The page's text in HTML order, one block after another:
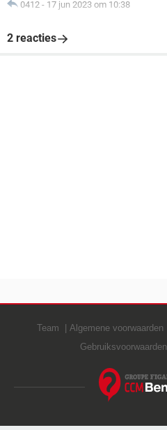
0412 - 17 jun 2023 om 10:38
2 reacties
Team Algemene voorwaarden
Gebruiksvoorwaarden